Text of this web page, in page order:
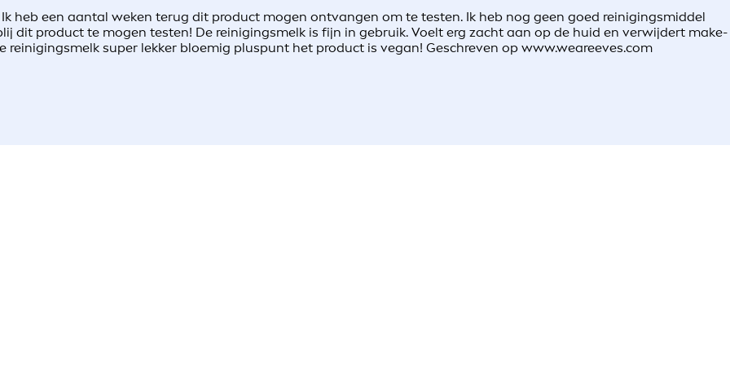
heb een aantal weken terug dit product mogen ontvangen om te testen. Ik heb nog geen goed reinigingsmiddel
dit product te mogen testen! De reinigingsmelk is fijn in gebruik. Voelt erg zacht aan op de huid en verwijdert make-
super lekker bloemig pluspunt het product is vegan! Geschreven op www.weareeves.com